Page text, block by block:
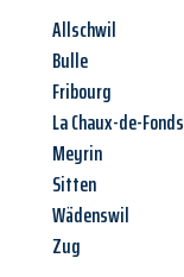
Allschwil
Bulle
Fribourg
La Chaux-de-Fonds
Meyrin
Sitten
Wädenswil
Zug